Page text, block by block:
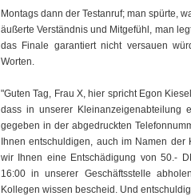
Montags dann der Testanruf; man spürte,
äußerte Verständnis und Mitgefühl, man
das Finale garantiert nicht versauen
Worten.
"Guten Tag, Frau X, hier spricht Egon
dass in unserer
gegeben in der abgedruckten
Ihnen entschuldigen, auch im Namen
wir Ihnen eine Entschädigung von 50.-
16:00 in unserer Geschäftsstelle
Kollegen wissen bescheid. Und